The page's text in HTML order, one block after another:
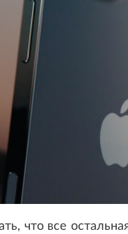
что все